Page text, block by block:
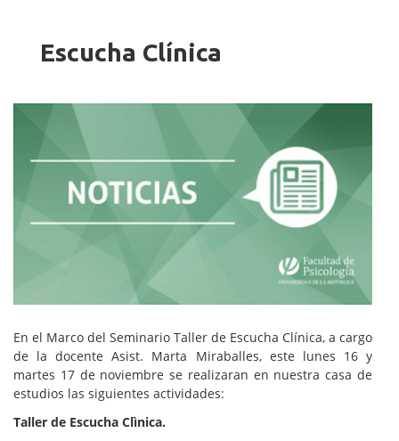
Escucha Clínica
En el Marco del Seminario Taller de Escucha Clínica, a cargo
de la docente Asist. Marta Miraballes, este lunes 16 y
martes 17 de noviembre se realizaran en nuestra casa de
estudios las siguientes actividades:
Taller de Escucha Clìnica.